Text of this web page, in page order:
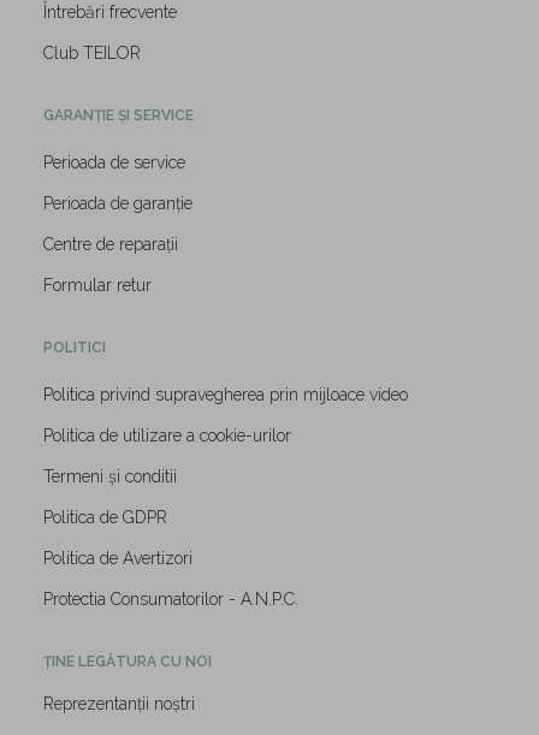
Întrebări frecvente
Club TEILOR
GARANȚIE ȘI SERVICE
Perioada de service
Perioada de garanție
Centre de reparații
Formular retur
POLITICI
Politica privind supravegherea prin mijloace video
Politica de utilizare a cookie-urilor
Termeni și conditii
Politica de GDPR
Politica de Avertizori
Protectia Consumatorilor - A.N.P.C.
ȚINE LEGĂTURA CU NOI
Reprezentanții noștri